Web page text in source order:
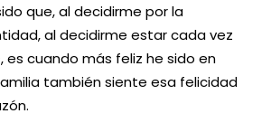
que, al decidirme por la
al decidirme estar cada vez
es cuando más feliz he sido en
también siente esa felicidad